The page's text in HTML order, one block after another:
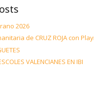
2026
de CRUZ ROJA con
VALENCIANES EN IBI